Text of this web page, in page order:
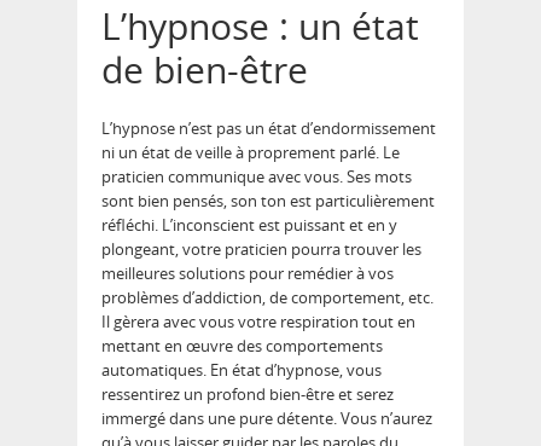
L’hypnose : un état
de bien-être
L’hypnose n’est pas un état d’endormissement
ni un état de veille à proprement parlé. Le
praticien communique avec vous. Ses mots
sont bien pensés, son ton est particulièrement
réfléchi. L’inconscient est puissant et en y
plongeant, votre praticien pourra trouver les
meilleures solutions pour remédier à vos
problèmes d’addiction, de comportement, etc.
Il gèrera avec vous votre respiration tout en
mettant en œuvre des comportements
automatiques. En état d’hypnose, vous
ressentirez un profond bien-être et serez
immergé dans une pure détente. Vous n’aurez